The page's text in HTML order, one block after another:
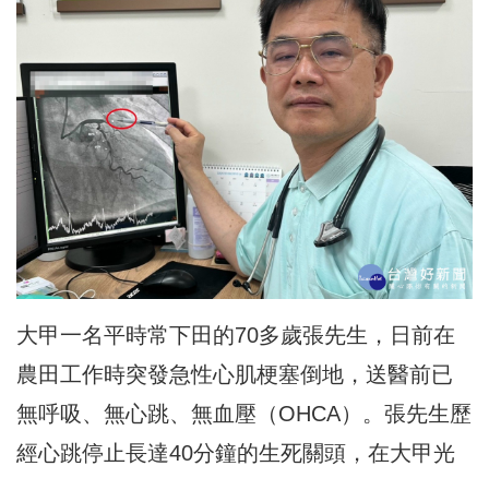
大甲一名平時常下田的70多歲張先生，日前在
農田工作時突發急性心肌梗塞倒地，送醫前已
無呼吸、無心跳、無血壓（OHCA）。張先生歷
經心跳停止長達40分鐘的生死關頭，在大甲光